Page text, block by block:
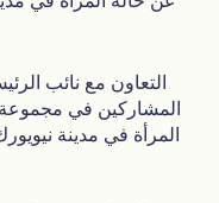
التعاون مع نائب
المشاركين في
المرأة في مدينة